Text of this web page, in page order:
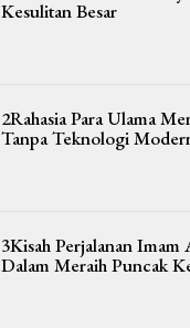
Kesulitan Besar
2Rahasia Para Ulama
Tanpa Teknologi
3Kisah Perjalanan Imam
Dalam Meraih Puncak